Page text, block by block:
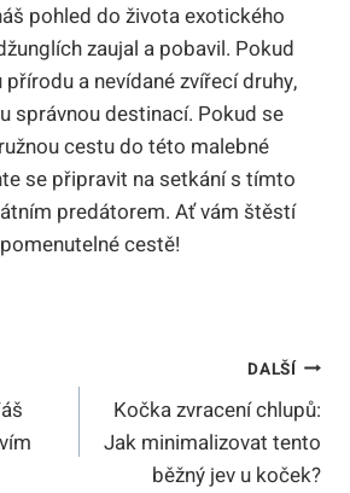
pohled do života exotického
zaujal a pobavil. Pokud
a nevídané zvířecí druhy,
správnou destinací. Pokud se
cestu do této malebné
se připravit na setkání s tímto
predátorem. Ať vám štěstí
cestě!
DALŠÍ
Kočka zvracení chlupů:
Jak minimalizovat tento
běžný jev u koček?